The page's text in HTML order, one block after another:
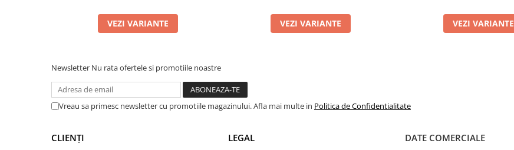
ales dacă sunt purtate peste un strat de haine închise la culoare sau dacă
fibre eliminate în timpul producției se reduce, iar materialul devine mai stabil.
Calitate Excepțională
Datorită conținutului ridicat de bumbac organic, această bluză este extrem
VEZI VARIANTE VEZI VARIANTE VEZI VARIANTE
Newsletter Nu rata ofertele si promotiile noastre
Vreau sa primesc newsletter cu promotiile magazinului. Afla mai multe in Politica de Confidentialitate
CLIENȚI LEGAL DATE COMERCIALE